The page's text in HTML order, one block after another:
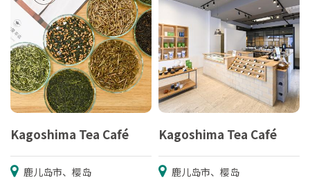
Kagoshima Tea Café
鹿儿岛市、樱岛
Kagoshima Tea Café
鹿儿岛市、樱岛